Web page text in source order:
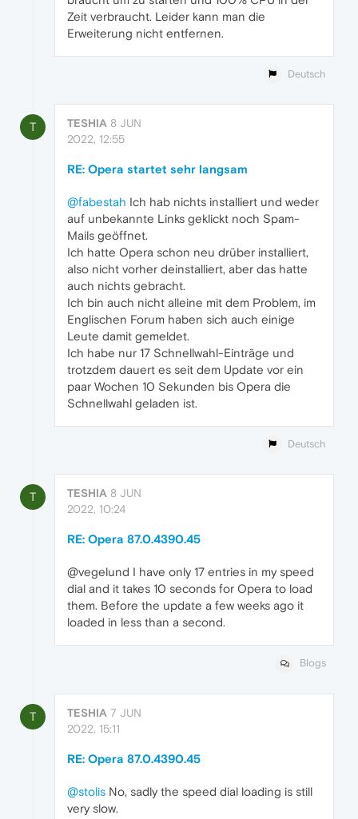
Zeit verbraucht. Leider kann man die
Erweiterung nicht entfernen.
Deutsch
T TESHIA 8 JUN
2022, 12:55
RE: Opera startet sehr langsam
@fabestah Ich hab nichts installiert und weder
auf unbekannte Links geklickt noch Spam-
Mails geöffnet.
Ich hatte Opera schon neu drüber installiert,
also nicht vorher deinstalliert, aber das hatte
auch nichts gebracht.
Ich bin auch nicht alleine mit dem Problem, im
Englischen Forum haben sich auch einige
Leute damit gemeldet.
Ich habe nur 17 Schnellwahl-Einträge und
trotzdem dauert es seit dem Update vor ein
paar Wochen 10 Sekunden bis Opera die
Schnellwahl geladen ist.
Deutsch
T TESHIA 8 JUN
2022, 10:24
RE: Opera 87.0.4390.45
@vegelund I have only 17 entries in my speed
dial and it takes 10 seconds for Opera to load
them. Before the update a few weeks ago it
loaded in less than a second.
Blogs
T TESHIA 7 JUN
2022, 15:11
RE: Opera 87.0.4390.45
@stolis No, sadly the speed dial loading is still
very slow.